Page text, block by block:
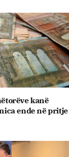
kanë
ende në pritje